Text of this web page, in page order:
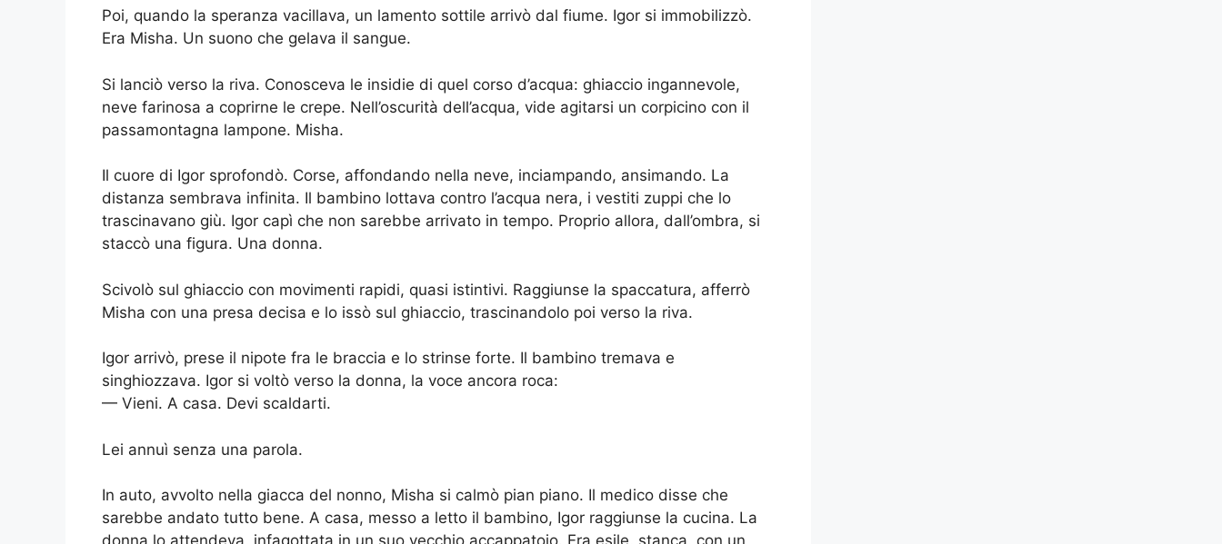
Poi, quando la speranza vacillava, un lamento sottile arrivò dal fiume. Igor si immobilizzò.
Era Misha. Un suono che gelava il sangue.
Si lanciò verso la riva. Conosceva le insidie di quel corso d’acqua: ghiaccio ingannevole,
neve farinosa a coprirne le crepe. Nell’oscurità dell’acqua, vide agitarsi un corpicino con il
passamontagna lampone. Misha.
Il cuore di Igor sprofondò. Corse, affondando nella neve, inciampando, ansimando. La
distanza sembrava infinita. Il bambino lottava contro l’acqua nera, i vestiti zuppi che lo
trascinavano giù. Igor capì che non sarebbe arrivato in tempo. Proprio allora, dall’ombra, si
staccò una figura. Una donna.
Scivolò sul ghiaccio con movimenti rapidi, quasi istintivi. Raggiunse la spaccatura, afferrò
Misha con una presa decisa e lo issò sul ghiaccio, trascinandolo poi verso la riva.
Igor arrivò, prese il nipote fra le braccia e lo strinse forte. Il bambino tremava e
singhiozzava. Igor si voltò verso la donna, la voce ancora roca:
— Vieni. A casa. Devi scaldarti.
Lei annuì senza una parola.
In auto, avvolto nella giacca del nonno, Misha si calmò pian piano. Il medico disse che
sarebbe andato tutto bene. A casa, messo a letto il bambino, Igor raggiunse la cucina. La